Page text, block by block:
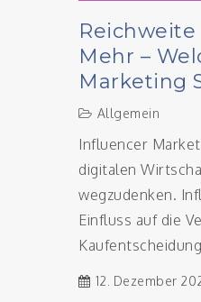
Mehr –
Marketing
Allgemein
Influencer
digitalen
wegzudenken.
Einfluss auf die
12. Dezember